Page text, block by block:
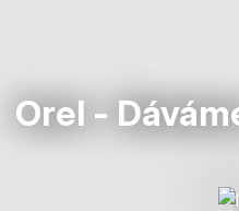
Orel -